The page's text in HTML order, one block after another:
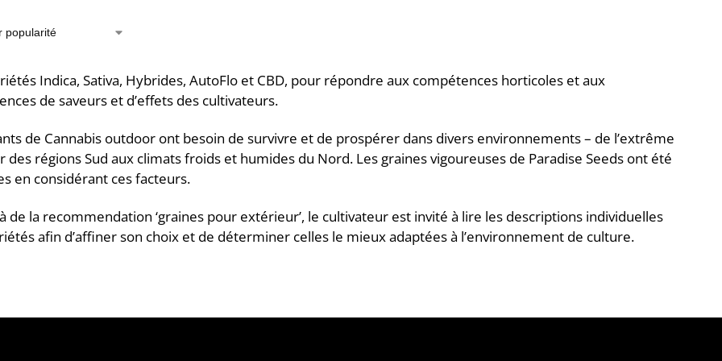
Indica, Sativa, Hybrides, AutoFlo et CBD, pour répondre aux compétences horticoles et aux
de saveurs et d’effets des cultivateurs.
de Cannabis outdoor ont besoin de survivre et de prospérer dans divers environnements – de l’extrême
des régions Sud aux climats froids et humides du Nord. Les graines vigoureuses de Paradise Seeds ont été
en considérant ces facteurs.
de la recommendation ‘graines pour extérieur’, le cultivateur est invité à lire les descriptions individuelles
afin d’affiner son choix et de déterminer celles le mieux adaptées à l’environnement de culture.